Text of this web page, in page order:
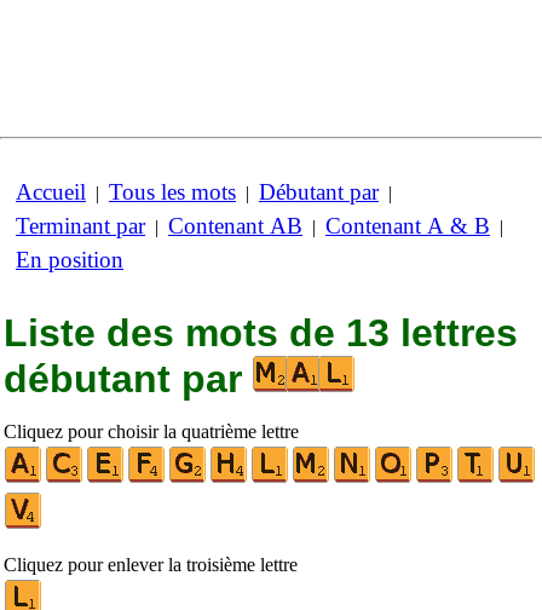
Accueil | Tous les mots | Débutant par|
Terminant par| Contenant AB | Contenant A & B |
En position
Liste des mots de 13 lettres
débutant par
Cliquez pour choisir la quatrième lettre
Cliquez pour enlever la troisième lettre